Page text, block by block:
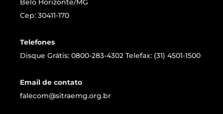
Belo Horizonte/MG
Cep: 30411-170
Telefones
Disque Grátis: 0800-283-4302 Telefax: (31) 4501-1500
Email de contato
falecom@sitraemg.org.br